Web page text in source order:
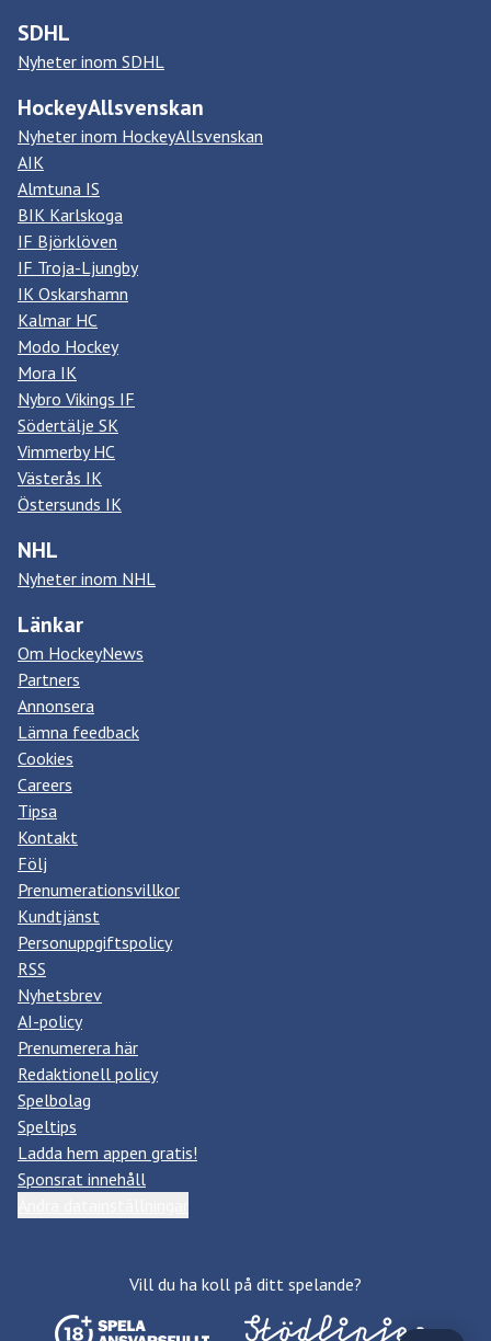
SDHL
Nyheter inom SDHL
HockeyAllsvenskan
Nyheter inom HockeyAllsvenskan
AIK
Almtuna IS
BIK Karlskoga
IF Björklöven
IF Troja-Ljungby
IK Oskarshamn
Kalmar HC
Modo Hockey
Mora IK
Nybro Vikings IF
Södertälje SK
Vimmerby HC
Västerås IK
Östersunds IK
NHL
Nyheter inom NHL
Länkar
Om HockeyNews
Partners
Annonsera
Lämna feedback
Cookies
Careers
Tipsa
Kontakt
Följ
Prenumerationsvillkor
Kundtjänst
Personuppgiftspolicy
RSS
Nyhetsbrev
AI-policy
Prenumerera här
Redaktionell policy
Spelbolag
Speltips
Ladda hem appen gratis!
Sponsrat innehåll
Vill du ha koll på ditt spelande?